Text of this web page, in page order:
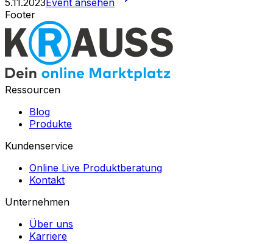
5.11.2023 Event ansehen
Footer
Ressourcen
Blog
Produkte
Kundenservice
Online Live Produktberatung
Kontakt
Unternehmen
Über uns
Karriere